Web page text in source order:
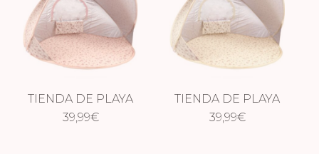
TIENDA DE PLAYA
POP UP DREAMY
39,99€
TIENDA DE PLAYA
POP UP VINTAGE
39,99€